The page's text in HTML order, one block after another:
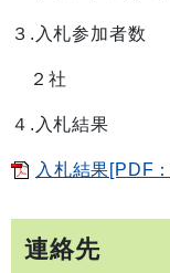
３.入札参加者数
２社
４.入札結果
入札結果[PDF
連絡先